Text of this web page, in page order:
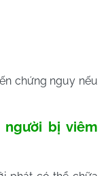
chứng nguy nếu
người bị viêm